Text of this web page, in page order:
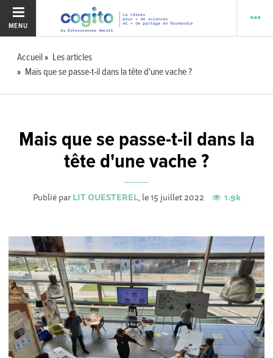
MENU
Accueil
Les articles
Mais que se passe-t-il dans la tête d'une vache ?
Mais que se passe-t-il dans la
tête d'une vache ?
Publié parLIT OUESTEREL, le 15 juillet 2022 1.9k